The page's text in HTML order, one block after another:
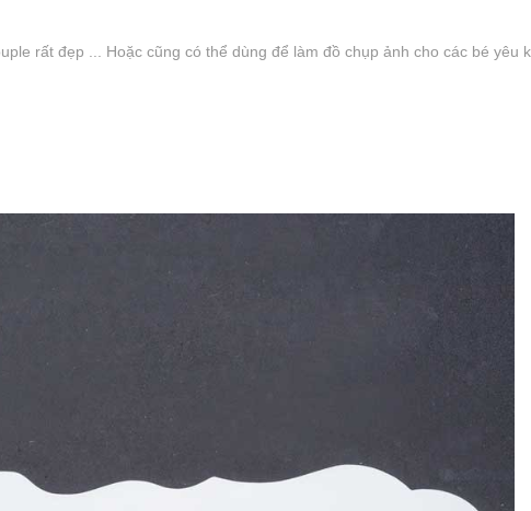
rất đẹp ... Hoặc cũng có thể dùng để làm đồ chụp ảnh cho các bé yêu